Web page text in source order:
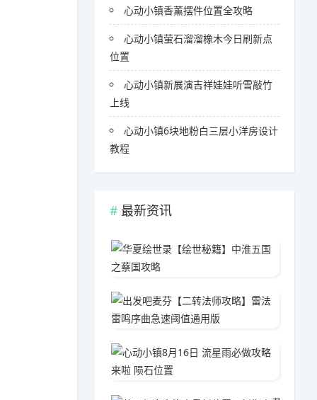
心动小镇香薰摆件位置全攻略
心动小镇萤石溜溜橡木今日刷新点
位置
心动小镇新展演吉祥娃娃听雪敲竹
上线
心动小镇6块地粉白三层小洋房设计
教程
最新资讯